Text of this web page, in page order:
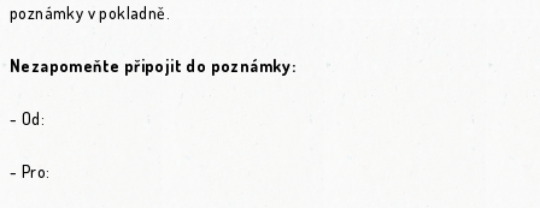
poznámky v pokladně.
Nezapomeňte připojit do poznámky:
- Od:
- Pro: